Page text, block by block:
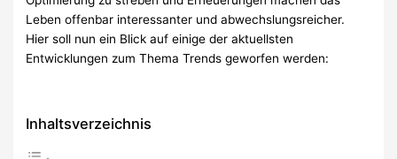
Leben offenbar interessanter und abwechslungsreicher.
Hier soll nun ein Blick auf einige der aktuellsten
Entwicklungen zum Thema Trends geworfen werden:
Inhaltsverzeichnis